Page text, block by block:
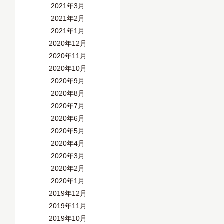
2021年3月
2021年2月
2021年1月
2020年12月
2020年11月
2020年10月
2020年9月
2020年8月
2020年7月
2020年6月
2020年5月
2020年4月
2020年3月
2020年2月
2020年1月
2019年12月
2019年11月
2019年10月